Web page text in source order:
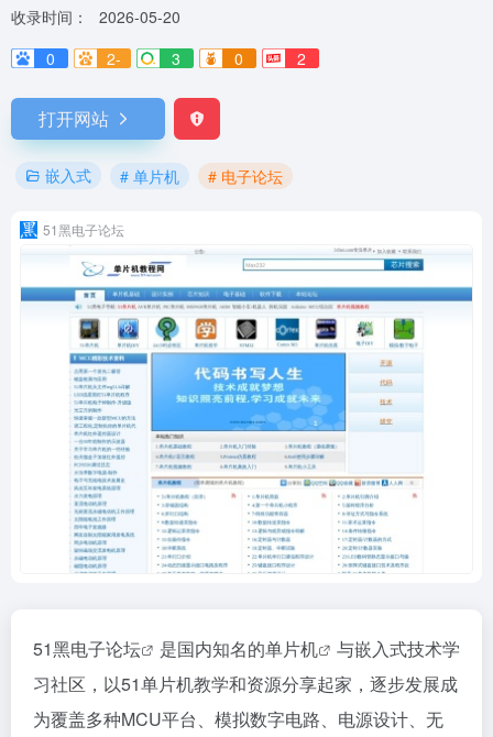
收录时间：
2026-05-20
0
2- 3 0 2
打开网站
嵌入式 # 单片机 # 电子论坛
51黑电子论坛
51黑电子论坛 是国内知名的单片机
与嵌入式技术学
习社区，以51单片机教学和资源分享起家，逐步发展成
为覆盖多种MCU平台、模拟数字电路、电源设计、无